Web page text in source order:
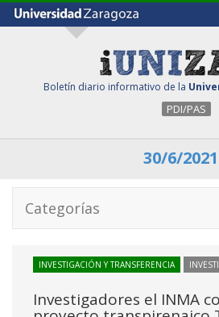
Boletín diario informativo de la
PDI/PAS
30/6/2021
Categorías
INVESTIGACIÓN Y TRANSFERENCIA
Investigadores el INMA